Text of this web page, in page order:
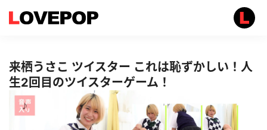
来栖うさこ ツイスター これは恥ずかしい！人
生2回目のツイスターゲーム！